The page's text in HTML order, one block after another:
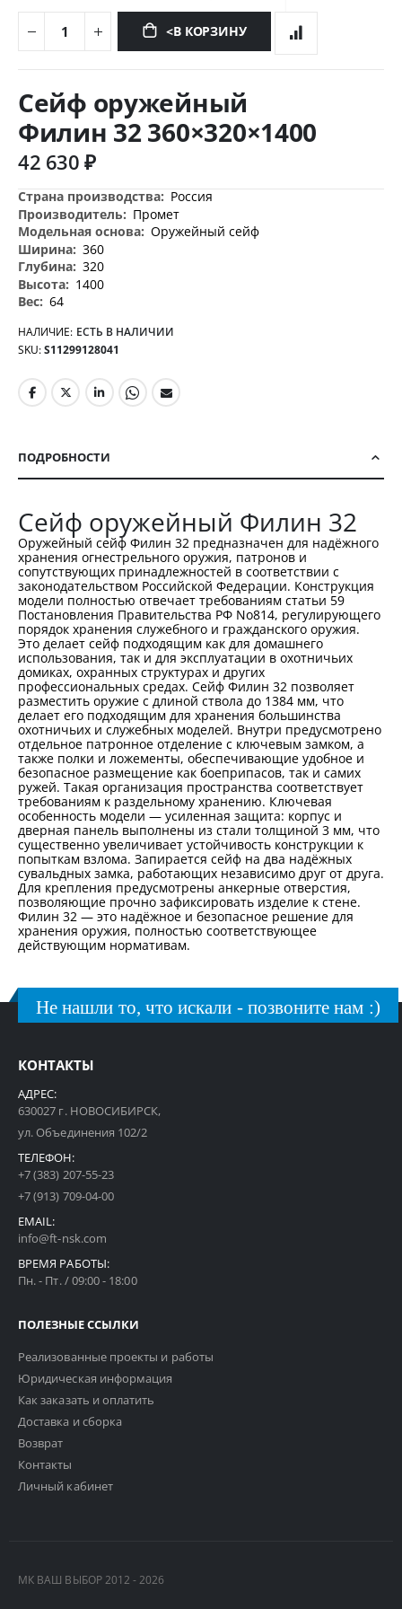
<В КОРЗИНУ
началу
изображений
Сейф оружейный
Филин 32 360×320×1400
42 630 ₽
Дополнительная
информация
Россия
Промет
Оружейный сейф
360
320
1400
64
НАЛИЧИЕ: ЕСТЬ В НАЛИЧИИ
SKU S11299128041
ПОДРОБНОСТИ
Сейф оружейный Филин 32
Оружейный сейф Филин 32 предназначен для надёжного
хранения огнестрельного оружия, патронов и
сопутствующих принадлежностей в соответствии с
законодательством Российской Федерации. Конструкция
модели полностью отвечает требованиям статьи 59
Постановления Правительства РФ No814, регулирующего
порядок хранения служебного и гражданского оружия.
Это делает сейф подходящим как для домашнего
использования, так и для эксплуатации в охотничьих
домиках, охранных структурах и других
профессиональных средах. Сейф Филин 32 позволяет
разместить оружие с длиной ствола до 1384 мм, что
делает его подходящим для хранения большинства
охотничьих и служебных моделей. Внутри предусмотрено
отдельное патронное отделение с ключевым замком, а
также полки и ложементы, обеспечивающие удобное и
безопасное размещение как боеприпасов, так и самих
ружей. Такая организация пространства соответствует
требованиям к раздельному хранению. Ключевая
особенность модели — усиленная защита: корпус и
дверная панель выполнены из стали толщиной 3 мм, что
существенно увеличивает устойчивость конструкции к
попыткам взлома. Запирается сейф на два надёжных
сувальдных замка, работающих независимо друг от друга.
Для крепления предусмотрены анкерные отверстия,
позволяющие прочно зафиксировать изделие к стене.
Филин 32 — это надёжное и безопасное решение для
хранения оружия, полностью соответствующее
действующим нормативам.
Не нашли то, что искали - позвоните нам :)
КОНТАКТЫ
АДРЕС:
630027 г. НОВОСИБИРСК,
ул. Объединения 102/2
ТЕЛЕФОН:
+7 (383) 207-55-23
+7 (913) 709-04-00
EMAIL:
info@ft-nsk.com
ВРЕМЯ РАБОТЫ:
Пн. - Пт. / 09:00 - 18:00
ПОЛЕЗНЫЕ ССЫЛКИ
Реализованные проекты и работы
Юридическая информация
Как заказать и оплатить
Доставка и сборка
Возврат
Контакты
Личный кабинет
МК ВАШ ВЫБОР 2012 - 2026